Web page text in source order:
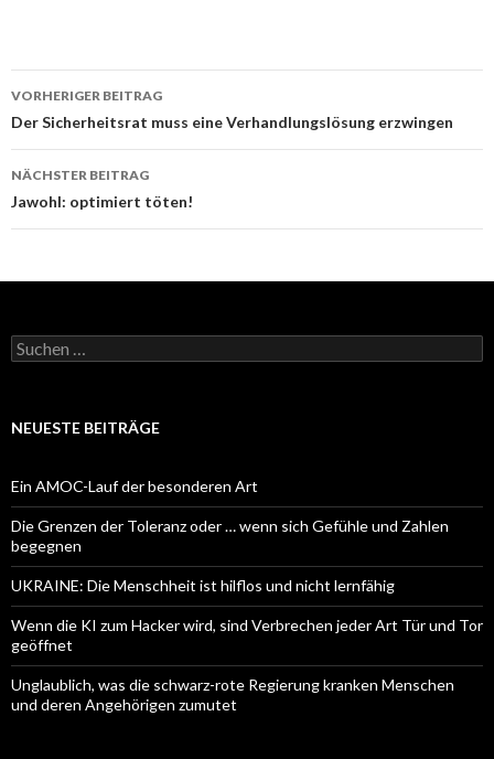
Beitrags-
Navigation
VORHERIGER BEITRAG
Der Sicherheitsrat muss eine Verhandlungslösung erzwingen
NÄCHSTER BEITRAG
Jawohl: optimiert töten!
Suchen
nach:
NEUESTE BEITRÄGE
Ein AMOC-Lauf der besonderen Art
Die Grenzen der Toleranz oder … wenn sich Gefühle und Zahlen
begegnen
UKRAINE: Die Menschheit ist hilflos und nicht lernfähig
Wenn die KI zum Hacker wird, sind Verbrechen jeder Art Tür und Tor
geöffnet
Unglaublich, was die schwarz-rote Regierung kranken Menschen
und deren Angehörigen zumutet